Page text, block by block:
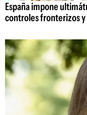
España impone
controles fronterizos y